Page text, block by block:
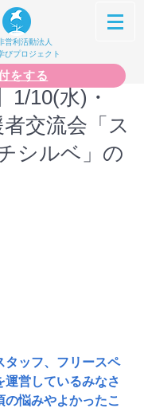
営利活動法人
びプロジェクト
をする
1/10(水)・
交流会「ス
シルベ」の
タッフ、フリースペ
運営しているみなさ
の悩みやよかったこ